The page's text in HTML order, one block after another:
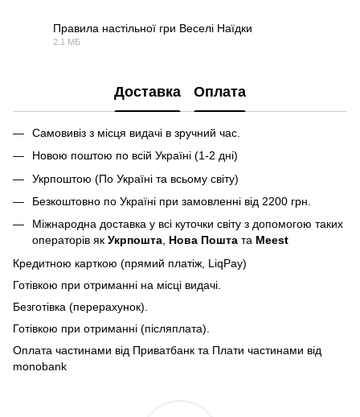
Правила настільної гри Веселі Наїдки
2.1 МБ
Доставка Оплата
Самовивіз з місця видачі в зручний час.
Новою поштою по всій Україні (1-2 дні)
Укрпоштою (По Україні та всьому світу)
Безкоштовно по Україні при замовленні від 2200 грн.
Міжнародна доставка у всі куточки світу з допомогою таких
операторів як Укрпошта, Нова Пошта та Meest
Кредитною карткою (прямий платіж, LiqPay)
Готівкою при отриманні на місці видачі.
Безготівка (перерахунок).
Готівкою при отриманні (післяплата).
Оплата частинами від Приватбанк та Плати частинами від
monobank